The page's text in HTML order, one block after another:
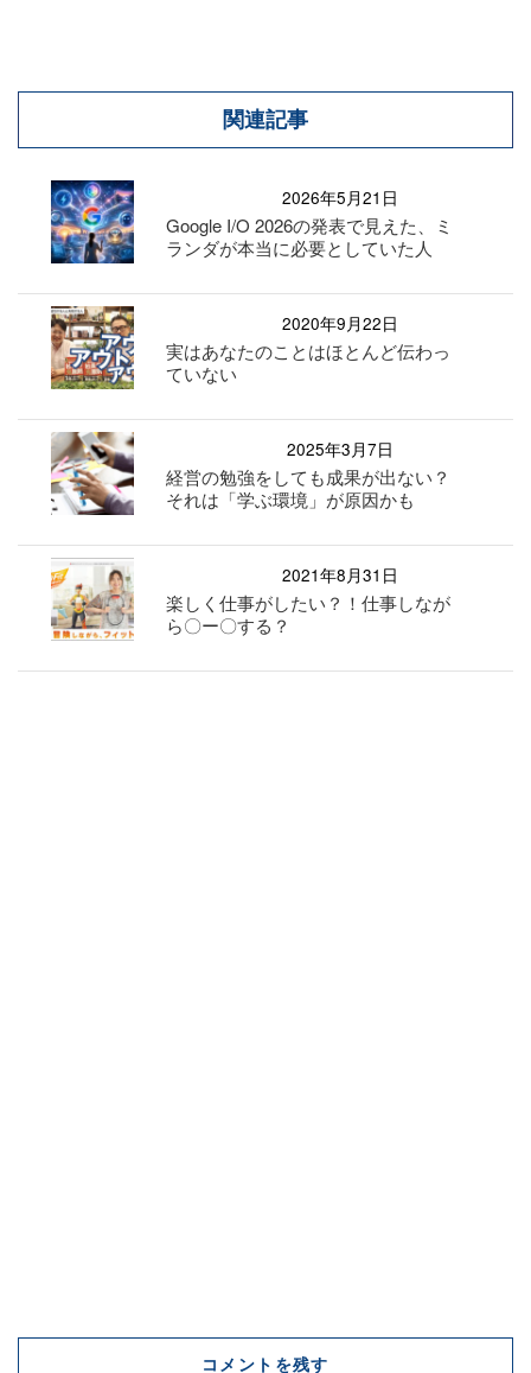
関連記事
2026年5月21日
Google I/O 2026の発表で見えた、ミ
ランダが本当に必要としていた人
2020年9月22日
実はあなたのことはほとんど伝わっ
ていない
2025年3月7日
経営の勉強をしても成果が出ない？
それは「学ぶ環境」が原因かも
2021年8月31日
楽しく仕事がしたい？！仕事しなが
ら〇ー〇する？
コメントを残す